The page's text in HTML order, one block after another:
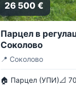
26 500 €
Парцел в
Соколово
📍 Соколово
🏠 Парцел (УПИ)📐